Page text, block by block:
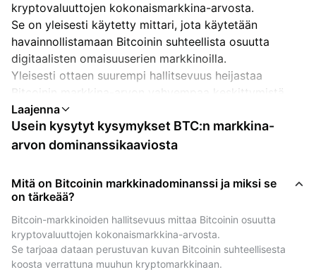
kryptovaluuttojen kokonaismarkkina-arvosta.
Se on yleisesti käytetty mittari, jota käytetään
havainnollistamaan Bitcoinin suhteellista osuutta
digitaalisten omaisuuserien markkinoilla.
Yleisesti ottaen suurempi hallitsevuus heijastaa
Bitcoinin markkina-arvon vahvempaa keskittymistä
suhteessa muihin kryptovaluuttoihin.
A BTC-markkinoiden hallitsevuuden lasku voi vastata
ajanjaksoja, jolloin muut kryptovaluutat, joita joskus
suhteellista tuottoa.
Tämä Ilmiötä kuvataan alalla yleisesti "altcoin-
Bitcoinin (BTC) hallitsevuus historiallisena
markkinareferenssinä
Usein kysytyt kysymykset BTC:n markkina-
arvon dominanssikaaviosta
Mitä on Bitcoinin markkinadominanssi ja miksi se
on tärkeää?
Bitcoin-markkinoiden hallitsevuus mittaa Bitcoinin osuutta
kryptovaluuttojen kokonaismarkkina-arvosta.
Se tarjoaa dataan perustuvan kuvan Bitcoinin suhteellisesta
koosta verrattuna muuhun kryptomarkkinaan.